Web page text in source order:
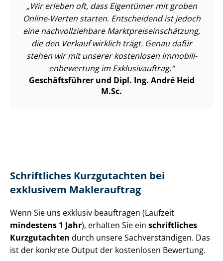
Wir erleben oft, dass Eigentümer mit groben
Online-Werten starten. Entscheidend ist jedoch
eine nach­voll­zieh­ba­re Markt­preis­ein­schät­zung,
die den Verkauf wirklich trägt. Genau dafür
stehen wir mit unserer kostenlosen Im­mo­bi­li­
en­be­wer­tung im Exklusivauftrag.
Geschäftsführer und Dipl. Ing. André Heid
M.Sc.
Schriftliches Kurzgutachten bei
exklusivem Maklerauftrag
Wenn Sie uns exklusiv beauftragen (Laufzeit
mindestens 1 Jahr), erhalten Sie ein schriftliches
Kurzgutachten durch unsere Sach­ver­stän­di­gen. Das
ist der konkrete Output der kostenlosen Bewertung.